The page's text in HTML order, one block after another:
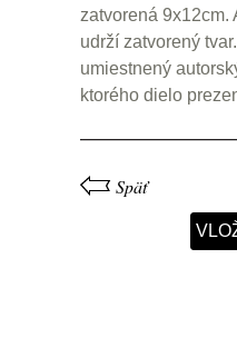
zatvorená 9x12cm.
udrží zatvorený
umiestnený
ktorého dielo
Späť